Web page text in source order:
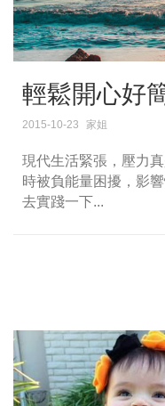
輕鬆開心好
2015-10-23 家姐
現代生活緊張，壓力
時被負能量困擾，影
去實踐一下...